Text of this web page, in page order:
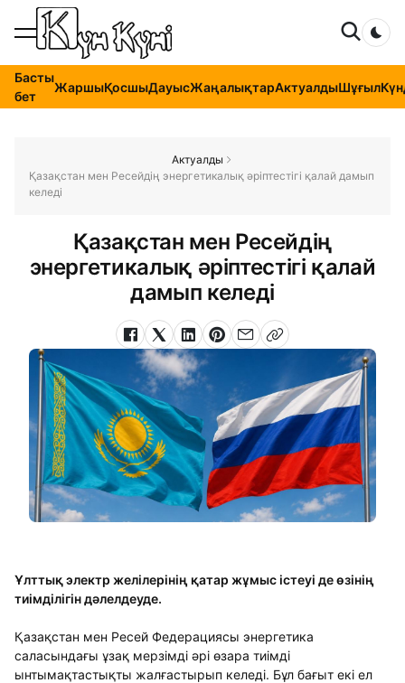
Басты
бет
ЖаршыҚосшыДауысЖаңалықтарАктуалдыШұғыл
Актуалды
Қазақстан мен Ресейдің энергетикалық әріптестігі қалай дамып
келеді
Қазақстан мен Ресейдің
энергетикалық әріптестігі қалай
дамып келеді
Ұлттық электр желілерінің қатар жұмыс істеуі де өзінің
тиімділігін дәлелдеуде.
Қазақстан мен Ресей Федерациясы энергетика
саласындағы ұзақ мерзімді әрі өзара тиімді
ынтымақтастықты жалғастырып келеді. Бұл бағыт екі ел